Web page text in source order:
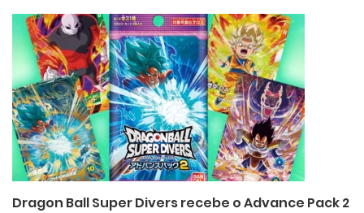
Dragon Ball Super Divers recebe o Advance Pack 2